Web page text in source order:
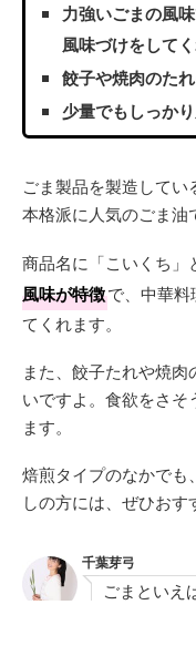
力強いごまの風
風味づけをして
餃子や焼肉のた
少量でもしっか
ごま製品を製造して
本格派に人気のごま油
商品名に「こいくち」
風味が特徴で、中華
てくれます。
また、餃子たれや焼
いですよ。食欲をさ
ます。
焙煎タイプのなかでも
しの方には、ぜひお
千葉芽弓
ごまといえ